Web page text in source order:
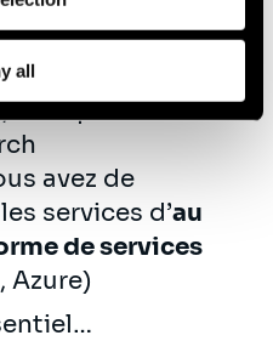
all
vous avez de
outils de
tels que
avez de
services d’au
de services
Azure)